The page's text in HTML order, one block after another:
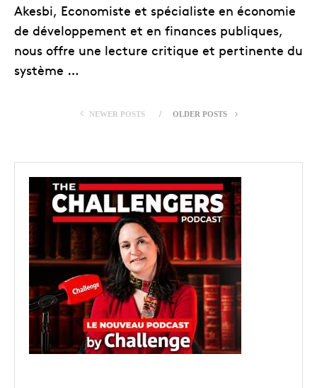
Akesbi, Economiste et spécialiste en économie
de développement et en finances publiques,
nous offre une lecture critique et pertinente du
système …
NEWER POSTS OLDER POSTS